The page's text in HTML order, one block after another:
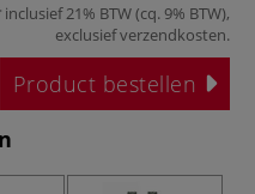
inclusief 21% BTW (cq. 9% BTW),
exclusiefverzendkosten.
Product bestellen